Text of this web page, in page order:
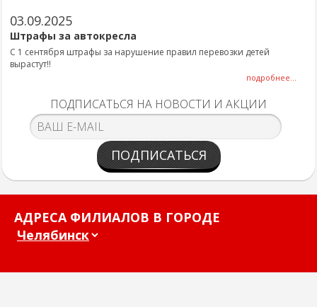
03.09.2025
Штрафы за автокресла
С 1 сентября штрафы за нарушение правил перевозки детей
вырастут!!
подробнее...
ПОДПИСАТЬСЯ НА НОВОСТИ И АКЦИИ
ПОДПИСАТЬСЯ
АДРЕСА ФИЛИАЛОВ В ГОРОДЕ